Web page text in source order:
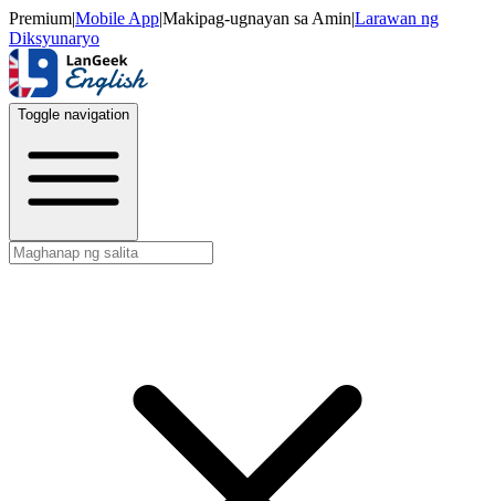
Premium|Mobile App|Makipag-ugnayan sa Amin|Larawan ng
Diksyunaryo
Toggle navigation